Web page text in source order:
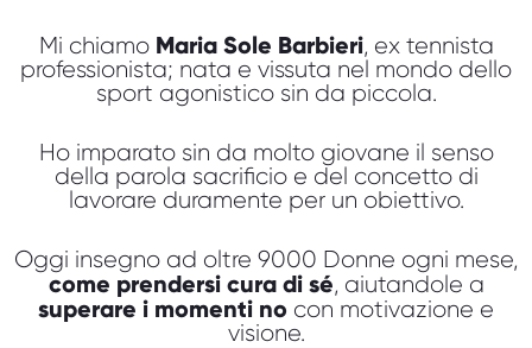
Mi chiamo Maria Sole Barbieri, ex tennista
professionista; nata e vissuta nel mondo dello
sport agonistico sin da piccola.
Ho imparato sin da molto giovane il senso
della parola sacrificio e del concetto di
lavorare duramente per un obiettivo.
Oggi insegno ad oltre 9000 Donne ogni mese,
come prendersi cura di sé, aiutandole a
superare i momenti no con motivazione e
visione.